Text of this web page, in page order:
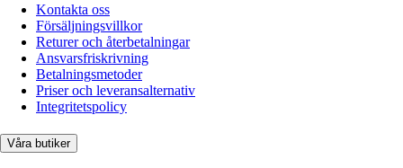
Kontakta oss
Försäljningsvillkor
Returer och återbetalningar
Ansvarsfriskrivning
Betalningsmetoder
Priser och leveransalternativ
Integritetspolicy
Våra butiker